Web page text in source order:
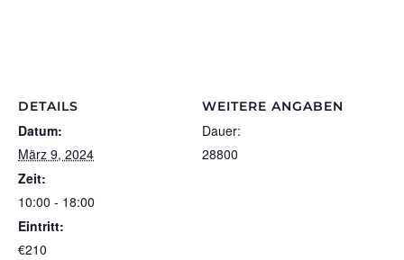
DETAILS
Datum:
März 9, 2024
Zeit:
10:00 - 18:00
Eintritt:
€210
WEITERE ANGABEN
Dauer:
28800